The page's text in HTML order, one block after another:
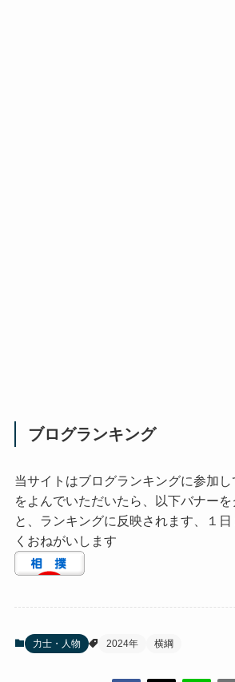
ブログランキング
当サイトはブログランキングに参加
をよんでいただいたら、以下バナーを
と、ランキングに反映されます、１
くおねがいします
力士・人物 2024年 横綱